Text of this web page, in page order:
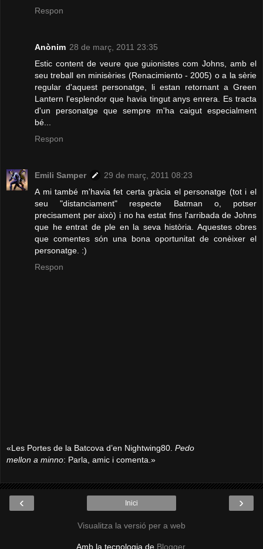
Respon
Anònim 28 de març, 2011 23:35
Estic content de veure que guionistes com Johns, amb el
seu treball en minisèries (Renacimiento - 2005) o a la sèrie
regular d'aquest personatge, li estan retornant a Green
Lantern l'esplendor que havia tingut anys enrera. Es tracta
d'un personatge que sempre m'ha caigut especialment
bé...
Respon
Emili Samper
29 de març, 2011 08:23
A mi també m'havia fet certa gràcia el personatge (tot i el
seu "distanciament" respecte Batman o, potser
precisament per això) i no ha estat fins l'arribada de Johns
que he entrat de ple en la seva història. Aquestes obres
que comentes són una bona oportunitat de conèixer el
personatge. :)
Respon
«Les Portes de la Batcova d’en Nightwing80. Pedo
mellon a minno: Parla, amic i comenta.»
‹ ›
Inici
Visualitza la versió per a web
Amb la tecnologia de Blogger.